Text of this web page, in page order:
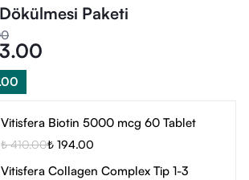
Paketi
Vitisfera Biotin 5000 mcg 60 Tablet
₺ 410.00₺ 194.00
Vitisfera Collagen Complex Tip 1-3